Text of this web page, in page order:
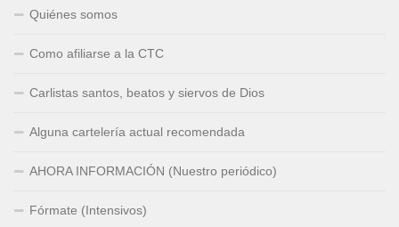
Quiénes somos
Como afiliarse a la CTC
Carlistas santos, beatos y siervos de Dios
Alguna cartelería actual recomendada
AHORA INFORMACIÓN (Nuestro periódico)
Fórmate (Intensivos)